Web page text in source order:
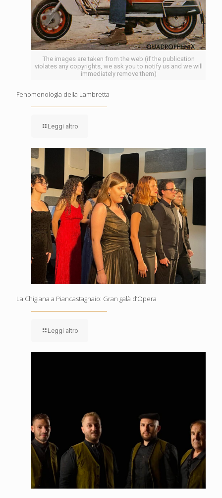
The images are taken from the web (if the publication
violates any copyrights, we ask you to notify us and we will
immediately remove them)
Fenomenologia della Lambretta
Leggi altro
La Chigiana a Piancastagnaio: Gran galà d’Opera
Leggi altro